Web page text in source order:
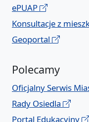
ePUAP
Konsultacje z
Geoportal
Polecamy
Oficjalny Serwis
Rady Osiedla
Portal Edukacyjny